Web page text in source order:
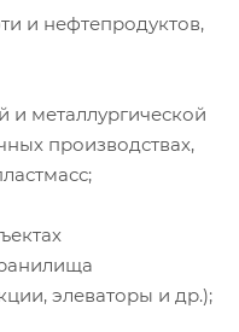
и нефтепродуктов,
и металлургической
производствах,
элеваторы и др.);